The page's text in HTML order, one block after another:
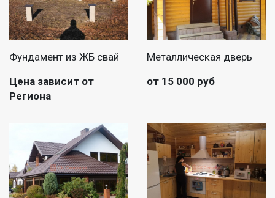
Фундамент из ЖБ свай
Цена зависит от
Региона
Металлическая дверь
от 15 000 руб